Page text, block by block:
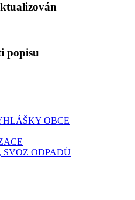
popisu
OBCE
ODPADŮ